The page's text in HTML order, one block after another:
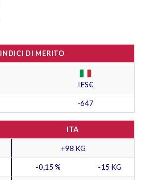
INDICI DI MERITO
IES€
-647
ITA
+98 KG
-0,15 % -15 KG